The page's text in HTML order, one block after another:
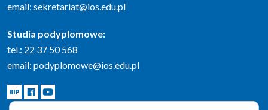
email: sekretariat@ios.edu.pl
Studia podyplomowe:
tel.: 22 37 50 568
email: podyplomowe@ios.edu.pl
BIP Facebook
Youtube